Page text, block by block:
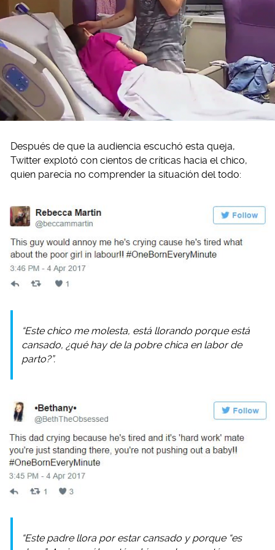
Después de que la audiencia escuchó esta queja,
Twitter explotó con cientos de críticas hacia el chico,
quien parecía no comprender la situación del todo:
“Este chico me molesta, está llorando porque está
cansado, ¿qué hay de la pobre chica en labor de
parto?”.
“Este padre llora por estar cansado y porque “es